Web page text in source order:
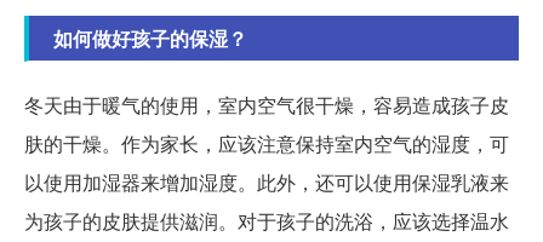
如何做好孩子的保湿？
冬天由于暖气的使用，室内空气很干燥，容易造成孩子皮
肤的干燥。作为家长，应该注意保持室内空气的湿度，可
以使用加湿器来增加湿度。此外，还可以使用保湿乳液来
为孩子的皮肤提供滋润。对于孩子的洗浴，应该选择温水